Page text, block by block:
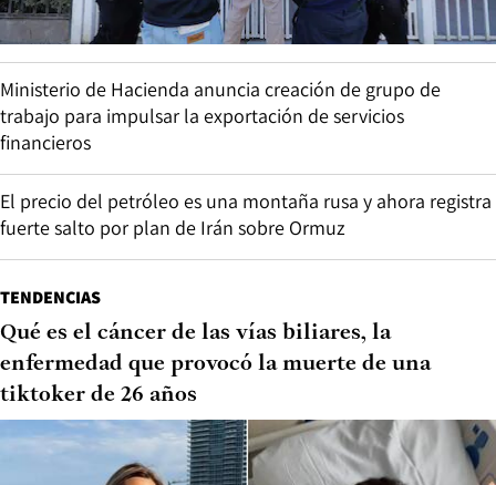
Ministerio de Hacienda anuncia creación de grupo de
trabajo para impulsar la exportación de servicios
financieros
El precio del petróleo es una montaña rusa y ahora registra
fuerte salto por plan de Irán sobre Ormuz
TENDENCIAS
Qué es el cáncer de las vías biliares, la
enfermedad que provocó la muerte de una
tiktoker de 26 años